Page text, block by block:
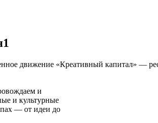
движение «Креативный капитал» —
и
и культурные
— от идеи до